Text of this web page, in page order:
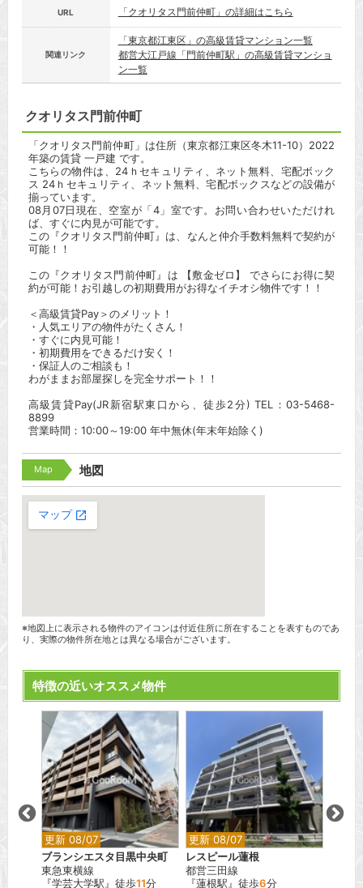
URL 「クオリタス門前仲町」の詳細はこちら
関連リンク
「東京都江東区」の高級賃貸マンション一覧
都営大江戸線「門前仲町駅」の高級賃貸マンショ
ン一覧
クオリタス門前仲町
「クオリタス門前仲町」は住所（東京都江東区冬木11-10）2022
年築の賃貸 一戸建 です。
こちらの物件は、24ｈセキュリティ、ネット無料、宅配ボック
ス 24ｈセキュリティ、ネット無料、宅配ボックスなどの設備が
揃っています。
08月07日現在、空室が「4」室です。お問い合わせいただけれ
ば、すぐに内見が可能です。
この『クオリタス門前仲町』は、なんと仲介手数料無料で契約が
可能！！
この『クオリタス門前仲町』は 【敷金ゼロ】 でさらにお得に契
約が可能！お引越しの初期費用がお得なイチオシ物件です！！
＜高級賃貸Pay＞のメリット！
・人気エリアの物件がたくさん！
・すぐに内見可能！
・初期費用をできるだけ安く！
・保証人のご相談も！
わがままお部屋探しを完全サポート！！
高級賃貸Pay(JR新宿駅東口から、徒歩2分) TEL：03-5468-
8899
営業時間：10:00～19:00 年中無休(年末年始除く)
Map 地図
※地図上に表示される物件のアイコンは付近住所に所在することを表すものであ
り、実際の物件所在地とは異なる場合がございます。
特徴の近いオススメ物件
更新 08/07
ブランシエスタ目黒中央町
東急東横線
『学芸大学駅』徒歩11分
更新 08/07
レスピール蓮根
都営三田線
『蓮根駅』徒歩6分